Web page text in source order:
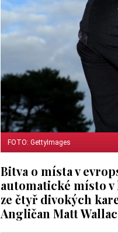
FOTO: GettyImages
Bitva o místa v
automatické místo
ze čtyř divokých
Angličan Matt